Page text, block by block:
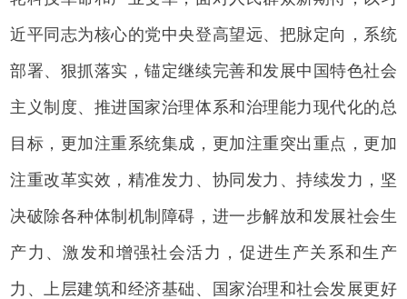
近平同志为核心的党中央登高望远、把脉定向，系统
部署、狠抓落实，锚定继续完善和发展中国特色社会
主义制度、推进国家治理体系和治理能力现代化的总
目标，更加注重系统集成，更加注重突出重点，更加
注重改革实效，精准发力、协同发力、持续发力，坚
决破除各种体制机制障碍，进一步解放和发展社会生
产力、激发和增强社会活力，促进生产关系和生产
力、上层建筑和经济基础、国家治理和社会发展更好